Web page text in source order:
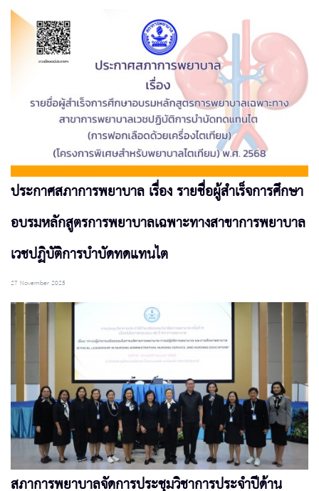
ประกาศสภาการพยาบาล เรื่อง รายชื่อผู้สำเร็จการศึกษา
อบรมหลักสูตรการพยาบาลเฉพาะทางสาขาการพยาบาล
เวชปฏิบัติการบำบัดทดแทนไต
27 November 2025
สภาการพยาบาลจัดการประชุมวิชาการประจำปีด้าน